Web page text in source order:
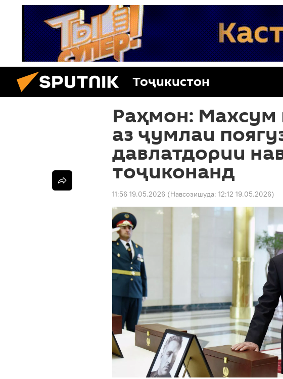
Тоҷикистон
Раҳмон:
аз ҷумлаи
давлатдории
тоҷиконанд
11:56 19.05.2026 (Навсозишуда: 12:12 19.05.2026)